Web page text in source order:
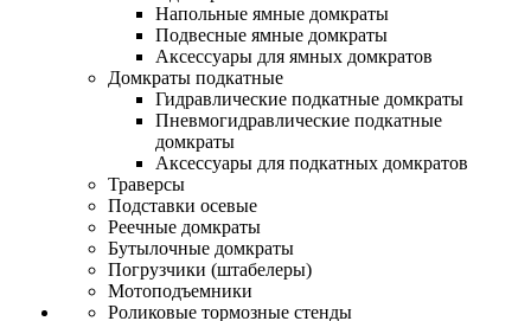
Напольные ямные домкраты
Подвесные ямные домкраты
Аксессуары для ямных домкратов
Домкраты подкатные
Гидравлические подкатные домкраты
Пневмогидравлические подкатные
домкраты
Аксессуары для подкатных домкратов
Траверсы
Подставки осевые
Реечные домкраты
Бутылочные домкраты
Погрузчики (штабелеры)
Мотоподъемники
Роликовые тормозные стенды